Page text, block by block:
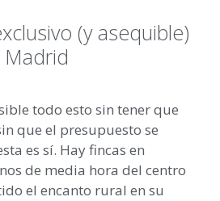
(y asequible)
todo esto sin tener que
que el presupuesto se
es sí. Hay fincas en
de media hora del centro
el encanto rural en su